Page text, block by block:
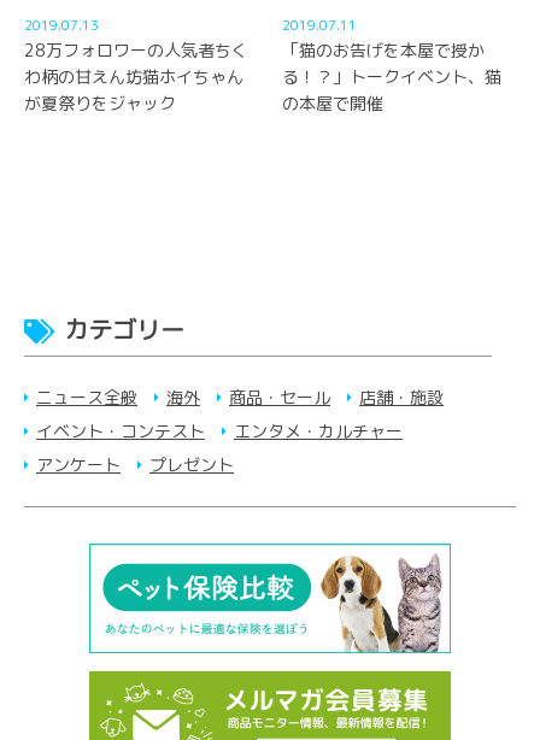
2019.07.13
28万フォロワーの人気者ちく
わ柄の甘えん坊猫ホイちゃん
が夏祭りをジャック
2019.07.11
「猫のお告げを本屋で授か
る！？」トークイベント、猫
の本屋で開催
カテゴリー
ニュース全般 海外 商品・セール
店舗・施設
イベント・コンテスト
エンタメ・カルチャー
アンケート
プレゼント